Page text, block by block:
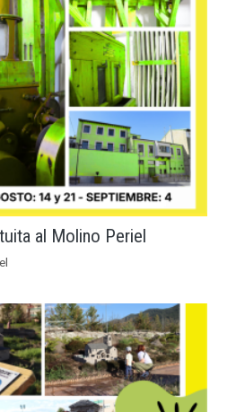
al Molino Periel